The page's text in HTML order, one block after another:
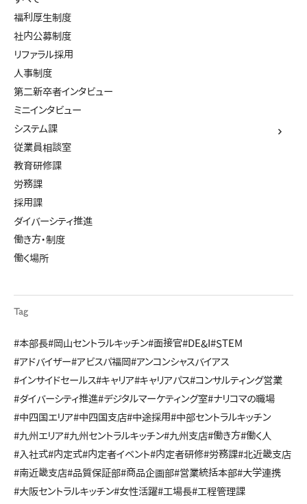
福利厚生制度
社内公募制度
リファラル採用
人事制度
第二新卒者インタビュー
ミニインタビュー
システム課
従業員相談室
教育研修課
労務課
採用課
ダイバーシティ推進
働き方・制度
働く場所
Tag
#本部長#岡山セントラルキッチン#面接官#DE&I #STEM
#アドバイザー#アビスパ福岡#アンコンシャスバイアス
#インサイドセールス#キャリア#キャリアパス#コンサルティング営業
#ダイバーシティ推進#デジタルマーケティング室#ナリコマの職場
#中四国エリア#中四国支店#中途採用#中部セントラルキッチン
#九州エリア#九州セントラルキッチン#九州支店#働き方#働く人
#入社式#内定式#内定者イベント#内定者研修#労務課#北近畿支店
#南近畿支店#品質保証部#商品企画部#営業統括本部#大学連携
#大阪セントラルキッチン#女性活躍#工場長#工程管理課